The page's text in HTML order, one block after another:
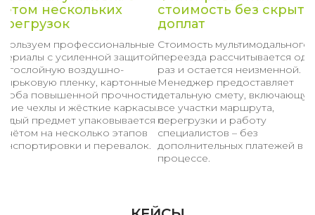
нескольких
профессиональные
с усиленной защитой:
воздушно-
пленку, картонные
повышенной прочности,
чехлы и жёсткие каркасы.
предмет упаковывается с
на несколько этапов
и перевалок.
стоимость без
доплат
Стоимость мультимодального
переезда рассчитывается
раз и остается неизменной.
Менеджер предоставляет
детальную смету,
все участки маршрута,
перегрузки и работу
специалистов – без
дополнительных платежей в
процессе.